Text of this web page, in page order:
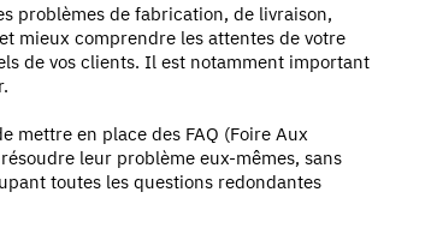
problèmes de fabrication, de livraison,
mieux comprendre les attentes de votre
de vos clients. Il est notamment important
mettre en place des FAQ (Foire Aux
leur problème eux-mêmes, sans
toutes les questions redondantes